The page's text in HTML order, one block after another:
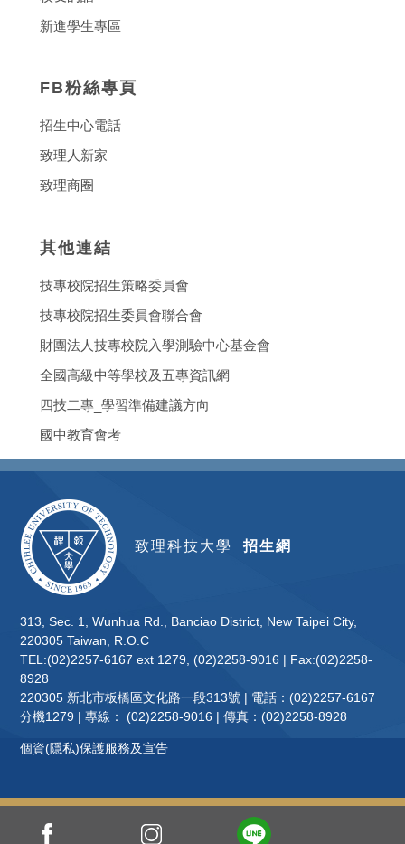
新進學生專區
FB粉絲專頁
招生中心電話
致理人新家
致理商圈
其他連結
技專校院招生策略委員會
技專校院招生委員會聯合會
財團法人技專校院入學測驗中心基金會
全國高級中等學校及五專資訊網
四技二專_學習準備建議方向
國中教育會考
致理科技大學招生網
313, Sec. 1, Wunhua Rd., Banciao District, New Taipei City,
220305 Taiwan, R.O.C
TEL:(02)2257-6167 ext 1279, (02)2258-9016 | Fax:(02)2258-
8928
220305 新北市板橋區文化路一段313號 | 電話：(02)2257-6167
分機1279 | 專線： (02)2258-9016 | 傳真：(02)2258-8928
個資(隱私)保護服務及宣告